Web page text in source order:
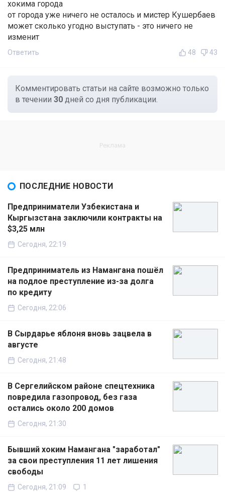
хокима города
от города уже ничего не осталось и мистер Кушербаев
может сколько угодно выступать - это ничего не
изменит
Ответить 48 43
Комментировать статьи на сайте возможно только
в течении 30 дней со дня публикации.
ПОСЛЕДНИЕ НОВОСТИ
Предприниматели Узбекистана и
Кыргызстана заключили контракты на
$3,25 млн
Сегодня, 22:19
Предприниматель из Намангана пошёл
на подлое преступление из-за долга
по кредиту
Сегодня, 22:06
В Сырдарье яблоня вновь зацвела в
августе
Сегодня, 21:48
В Сергелийском районе спецтехника
повредила газопровод, без газа
остались около 200 домов
Сегодня, 21:30
Бывший хоким Намангана "заработал"
за свои преступления 11 лет лишения
свободы
Сегодня, 21:09 1